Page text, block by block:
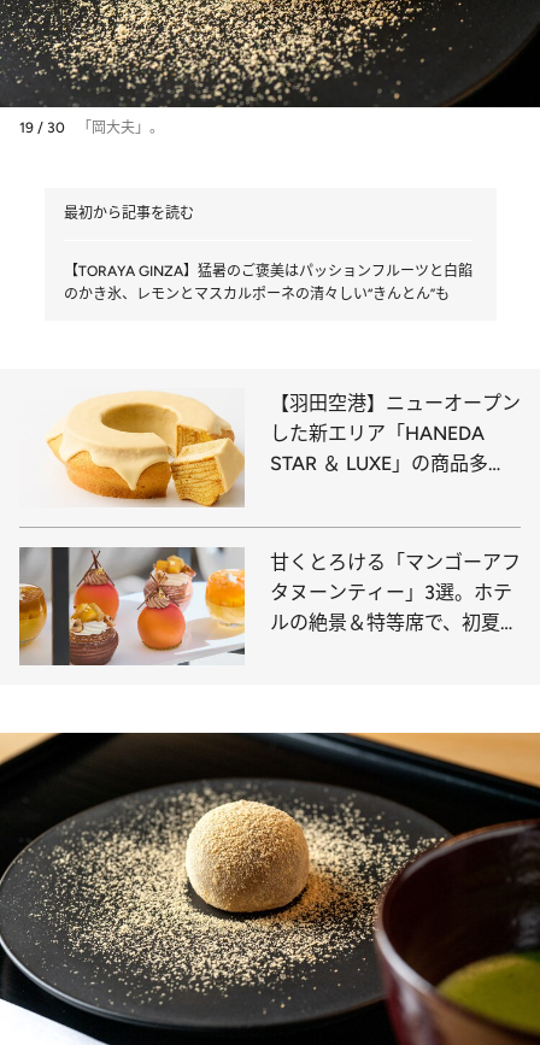
19 / 30 「岡大夫」。
最初から記事を読む
【TORAYA GINZA】猛暑のご褒美はパッションフルーツと白餡
のかき氷、レモンとマスカルポーネの清々しい“きんとん”も
【羽田空港】ニューオープン
した新エリア「HANEDA
STAR ＆ LUXE」の商品多
トーショコラ、大人向けバー
ムクーヘンなど限定スイーツ
10選
甘くとろける「マンゴーアフ
タヌーンティー」3選。ホテ
ルの絶景＆特等席で、初夏の